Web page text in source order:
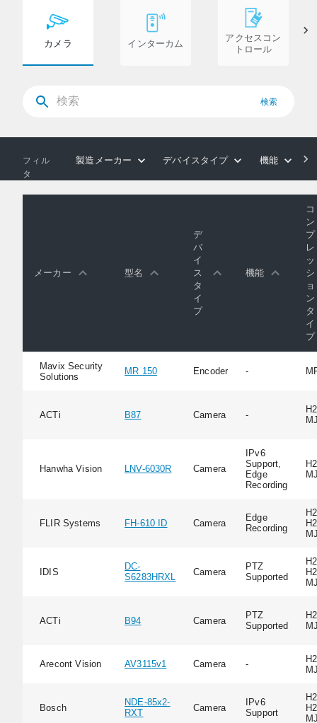
カメラ インターカム
アクセスコン
トロール
検索
フィル
タ
製造メーカー デバイスタイプ 機能
メーカー 型名
デ
バ
イ
ス
タ
イ
プ
機能
コ
ン
プ
レ
ッ
シ
ョ
ン
タ
イ
プ
Mavix Security
Solutions
MR 150 Encoder -
ACTi B87 Camera -
Hanwha Vision LNV-6030R Camera
IPv6
Support,
Edge
Recording
FLIR Systems FH-610 ID Camera
Edge
Recording
IDIS
DC-
S6283HRXL
Camera
PTZ
Supported
ACTi B94 Camera
PTZ
Supported
Arecont Vision AV3115v1 Camera -
Bosch
NDE-85x2-
RXT
Camera
IPv6
Support